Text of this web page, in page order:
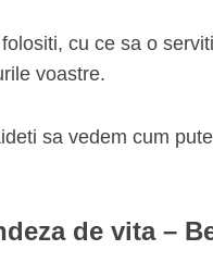
cu ce sa o
voastre.
sa vedem cum
de vita –